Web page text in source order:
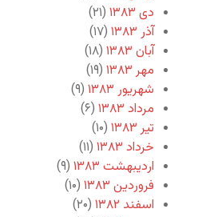
دی ۱۳۸۳
(۲۱)
آذر ۱۳۸۳
(۱۷)
آبان ۱۳۸۳
(۱۸)
مهر ۱۳۸۳
(۱۹)
شهریور ۱۳۸۳
(۹)
مرداد ۱۳۸۳
(۶)
تیر ۱۳۸۳
(۱۰)
خرداد ۱۳۸۳
(۱۱)
اردیبهشت ۱۳۸۳
(۹)
فروردین ۱۳۸۳
(۱۰)
اسفند ۱۳۸۲
(۲۰)